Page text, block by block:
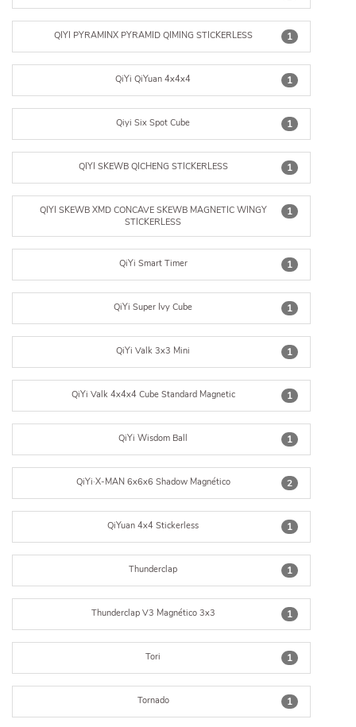
1
QIYI PYRAMINX PYRAMID QIMING STICKERLESS
1
QiYi QiYuan 4x4x4
1
Qiyi Six Spot Cube
1
QIYI SKEWB QICHENG STICKERLESS
1
QIYI SKEWB XMD CONCAVE SKEWB MAGNETIC WINGY
STICKERLESS
1
QiYi Smart Timer
1
QiYi Super Ivy Cube
1
QiYi Valk 3x3 Mini
1
QiYi Valk 4x4x4 Cube Standard Magnetic
1
QiYi Wisdom Ball
2
QiYi·X-MAN 6x6x6 Shadow Magnético
1
QiYuan 4x4 Stickerless
1
Thunderclap
1
Thunderclap V3 Magnético 3x3
1
Tori
1
Tornado